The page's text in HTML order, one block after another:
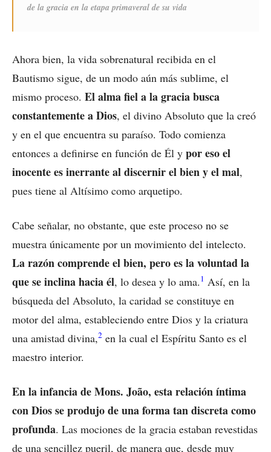
de la gracia en la etapa primaveral de su vida
Ahora bien, la vida sobrenatural recibida en el
Bautismo sigue, de un modo aún más sublime, el
mismo proceso. El alma fiel a la gracia busca
constantemente a Dios, el divino Absoluto que la creó
y en el que encuentra su paraíso. Todo comienza
entonces a definirse en función de Él y por eso el
inocente es inerrante al discernir el bien y el mal,
pues tiene al Altísimo como arquetipo.
Cabe señalar, no obstante, que este proceso no se
muestra únicamente por un movimiento del intelecto.
La razón comprende el bien, pero es la voluntad la
que se inclina hacia él, lo desea y lo ama.1 Así, en la
búsqueda del Absoluto, la caridad se constituye en
motor del alma, estableciendo entre Dios y la criatura
una amistad divina,2 en la cual el Espíritu Santo es el
maestro interior.
En la infancia de Mons. João, esta relación íntima
con Dios se produjo de una forma tan discreta como
profunda. Las mociones de la gracia estaban revestidas
de una sencillez pueril, de manera que, desde muy